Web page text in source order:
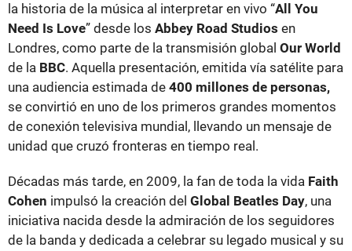
la historia de la música al interpretar en vivo “All You
Need Is Love” desde los Abbey Road Studios en
Londres, como parte de la transmisión global Our World
de la BBC. Aquella presentación, emitida vía satélite para
una audiencia estimada de 400 millones de personas,
se convirtió en uno de los primeros grandes momentos
de conexión televisiva mundial, llevando un mensaje de
unidad que cruzó fronteras en tiempo real.
Décadas más tarde, en 2009, la fan de toda la vida Faith
Cohen impulsó la creación del Global Beatles Day, una
iniciativa nacida desde la admiración de los seguidores
de la banda y dedicada a celebrar su legado musical y su